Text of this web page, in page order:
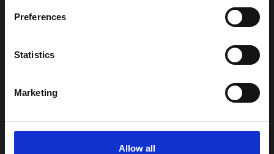
Preferences
Statistics
Marketing
Allow all
Stiftelsen
Postadresse
Org.nummer976 215
834